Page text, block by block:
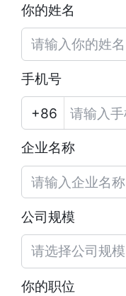
你的姓名
手机号
企业名称
公司规模
请选择公司规模
你的职位